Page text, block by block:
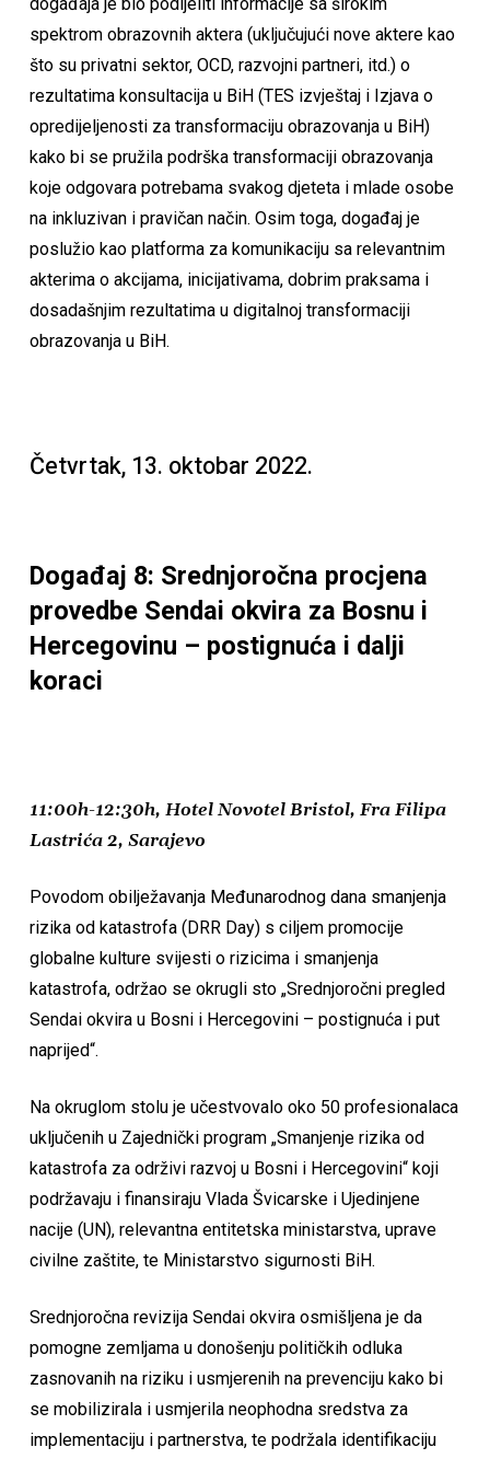
spektrom obrazovnih aktera (uključujući nove aktere kao
što su privatni sektor, OCD, razvojni partneri, itd.) o
rezultatima konsultacija u BiH (TES izvještaj i Izjava o
opredijeljenosti za transformaciju obrazovanja u BiH)
kako bi se pružila podrška transformaciji obrazovanja
koje odgovara potrebama svakog djeteta i mlade osobe
na inkluzivan i pravičan način. Osim toga, događaj je
poslužio kao platforma za komunikaciju sa relevantnim
akterima o akcijama, inicijativama, dobrim praksama i
dosadašnjim rezultatima u digitalnoj transformaciji
obrazovanja u BiH.
Četvrtak, 13. oktobar 2022.
Događaj 8: Srednjoročna procjena
provedbe Sendai okvira za Bosnu i
Hercegovinu – postignuća i dalji
koraci
11:00h-12:30h, Hotel Novotel Bristol, Fra Filipa
Lastrića 2, Sarajevo
Povodom obilježavanja Međunarodnog dana smanjenja
rizika od katastrofa (DRR Day) s ciljem promocije
globalne kulture svijesti o rizicima i smanjenja
katastrofa, održao se okrugli sto „Srednjoročni pregled
Sendai okvira u Bosni i Hercegovini – postignuća i put
naprijed“.
Na okruglom stolu je učestvovalo oko 50 profesionalaca
uključenih u Zajednički program „Smanjenje rizika od
katastrofa za održivi razvoj u Bosni i Hercegovini“ koji
podržavaju i finansiraju Vlada Švicarske i Ujedinjene
nacije (UN), relevantna entitetska ministarstva, uprave
civilne zaštite, te Ministarstvo sigurnosti BiH.
Srednjoročna revizija Sendai okvira osmišljena je da
pomogne zemljama u donošenju političkih odluka
zasnovanih na riziku i usmjerenih na prevenciju kako bi
se mobilizirala i usmjerila neophodna sredstva za
implementaciju i partnerstva, te podržala identifikaciju